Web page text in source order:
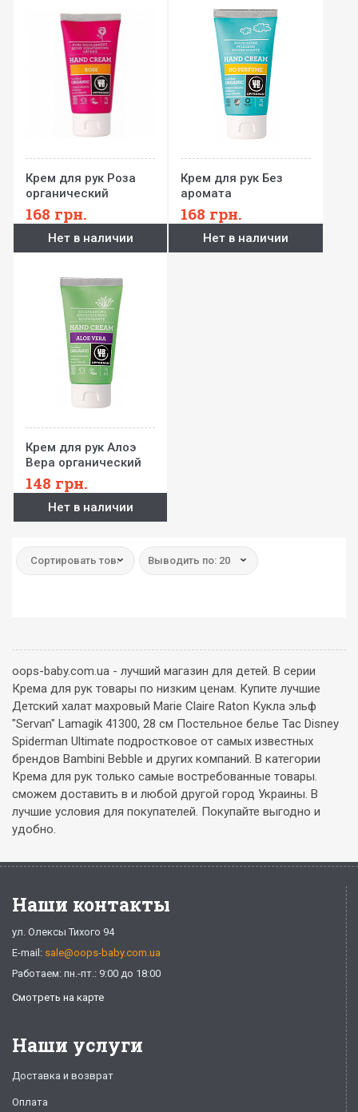
Крем для рук Роза
органический
Urtekram 75 мл
168 грн.
Нет в наличии
Крем для рук Без
аромата
органический
Urtekram 75 мл
168 грн.
Нет в наличии
Крем для рук Алоэ
Вера органический
Urtekram 75 мл
148 грн.
Нет в наличии
Сортировать товар: Выводить по: 20
oops-baby.com.ua - лучший магазин для детей. В серии
Крема для рук товары по низким ценам. Купите лучшие
Детский халат махровый Marie Сlaire Raton Кукла эльф
"Servan" Lamagik 41300, 28 см Постельное белье Tac Disney
Spiderman Ultimate подростковое от самых известных
брендов Bambini Bebble и других компаний. В категории
Крема для рук только самые востребованные товары.
сможем доставить в и любой другой город Украины. В
лучшие условия для покупателей. Покупайте выгодно и
удобно.
Наши контакты
ул. Олексы Тихого 94
E-mail: sale@oops-baby.com.ua
Работаем: пн.-пт.: 9:00 до 18:00
Смотреть на карте
Наши услуги
Доставка и возврат
Оплата